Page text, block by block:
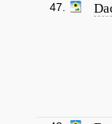
47.